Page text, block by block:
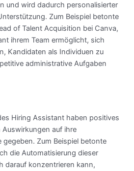
und wird dadurch personalisierter
Zum Beispiel betonte
of Talent Acquisition bei Canva,
ihrem Team ermöglicht, sich
Kandidaten als Individuen zu
administrative Aufgaben
Hiring Assistant haben positives
auf ihre
gegeben. Zum Beispiel betonte
die Automatisierung dieser
darauf konzentrieren kann,